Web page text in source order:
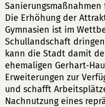
Die Erhöhung der
Gymnasien ist im
Schullandschaft
kann die Stadt damit
ehemaligen Gerhart-
Erweiterungen zur
und schafft
Nachnutzung eines